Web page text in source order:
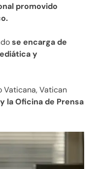
promovido
se encarga de
y
Vaticana, Vatican
la Oficina de Prensa